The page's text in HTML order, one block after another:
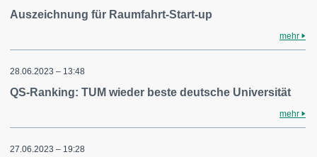
Auszeichnung für Raumfahrt-Start-up
mehr
28.06.2023 – 13:48
QS-Ranking: TUM wieder beste deutsche Universität
mehr
27.06.2023 – 19:28